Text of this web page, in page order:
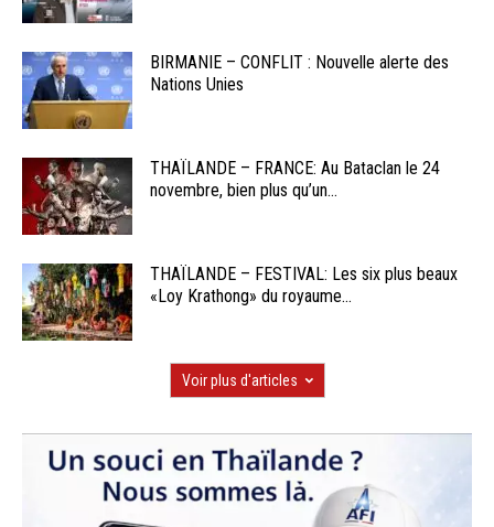
BIRMANIE – CONFLIT : Nouvelle alerte des
Nations Unies
THAÏLANDE – FRANCE: Au Bataclan le 24
novembre, bien plus qu’un...
THAÏLANDE – FESTIVAL: Les six plus beaux
«Loy Krathong» du royaume...
Voir plus d'articles